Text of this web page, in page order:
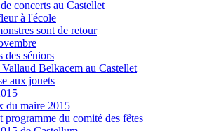
concerts au Castellet
à l'école
sont de retour
des séniors
Belkacem au Castellet
aux jouets
du maire 2015
programme du comité des fêtes